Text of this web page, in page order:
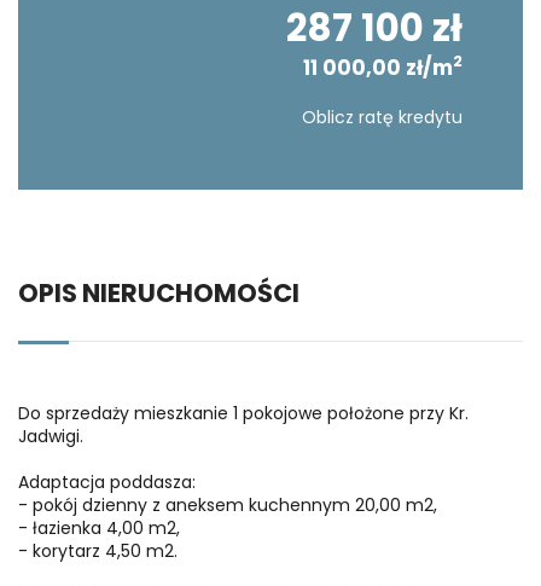
287 100 zł
11 000,00 zł/m2
Oblicz ratę kredytu
OPIS NIERUCHOMOŚCI
Do sprzedaży mieszkanie 1 pokojowe położone przy Kr.
Jadwigi.
Adaptacja poddasza:
- pokój dzienny z aneksem kuchennym 20,00 m2,
- łazienka 4,00 m2,
- korytarz 4,50 m2.